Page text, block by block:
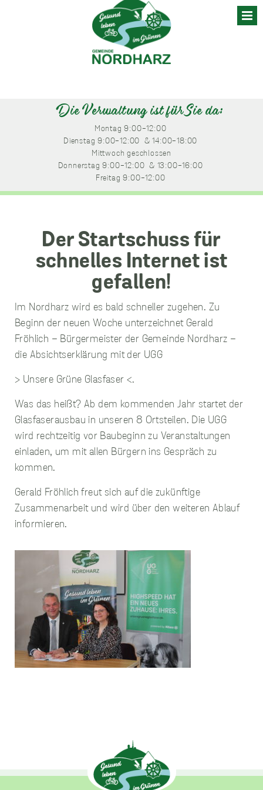
Die Verwaltung ist für Sie da:
Montag 9:00-12:00
Dienstag 9:00-12:00 & 14:00-18:00
Mittwoch geschlossen
Donnerstag 9:00-12:00 & 13:00-16:00
Freitag 9:00-12:00
Im Nordharz wird es bald schneller zugehen. Zu
Beginn der neuen Woche unterzeichnet Gerald
Fröhlich – Bürgermeister der Gemeinde Nordharz –
die Absichtserklärung mit der UGG
> Unsere Grüne Glasfaser <.
Was das heißt? Ab dem kommenden Jahr startet der
Glasfaserausbau in unseren 8 Ortsteilen. Die UGG
wird rechtzeitig vor Baubeginn zu Veranstaltungen
einladen, um mit allen Bürgern ins Gespräch zu
kommen.
Gerald Fröhlich freut sich auf die zukünftige
Zusammenarbeit und wird über den weiteren Ablauf
informieren.
unverzichtbare
Cookies
Diese Cookies
sind
unverzichtbar,
Funktionen
unserer Website
stellen können.
Sie werden nicht
andere Zwecke
wie Marketing
Performance
verwendet, um
Informationen über
die Leistung unserer
Website, Ihren Besuch
sowie Ihre Nutzung
unserer Website zu
sammeln, z.B. die
Informationen, die
einen Besucher direkt
identifizieren, obwohl